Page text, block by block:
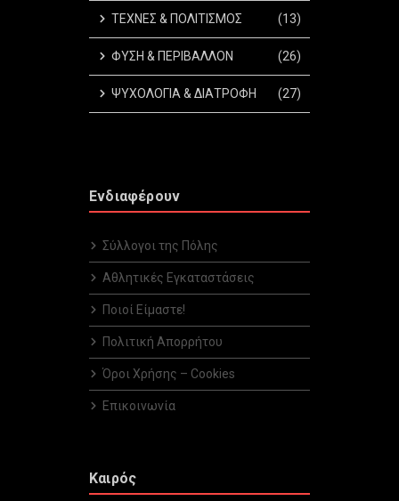
ΤΕΧΝΕΣ & ΠΟΛΙΤΙΣΜΟΣ (13)
ΦΥΣΗ & ΠΕΡΙΒΑΛΛΟΝ (26)
ΨΥΧΟΛΟΓΙΑ & ΔΙΑΤΡΟΦΗ (27)
Ενδιαφέρουν
Σύλλογοι της Πόλης
Αθλητικές Εγκαταστάσεις
Ποιοί Είμαστε!
Πολιτική Απορρήτου
Όροι Χρήσης – Cookies
Επικοινωνία
Καιρός